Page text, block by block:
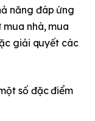
năng đáp ứng
mua nhà, mua
giải quyết các
số đặc điểm